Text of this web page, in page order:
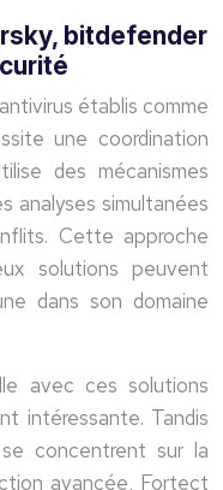
bitdefender
établis comme
une coordination
des mécanismes
analyses simultanées
Cette approche
solutions peuvent
dans son domaine
avec ces solutions
intéressante. Tandis
concentrent sur la
avancée, Fortect